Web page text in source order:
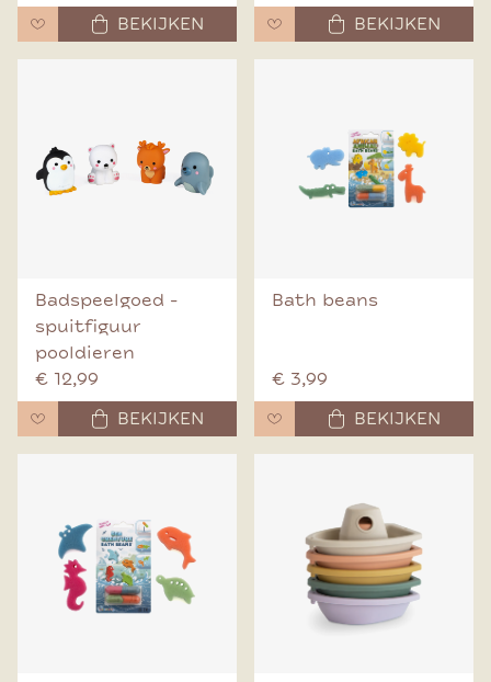
BEKIJKEN
BEKIJKEN
Badspeelgoed -
spuitfiguur
pooldieren
€ 12,99
BEKIJKEN
Bath beans
€ 3,99
BEKIJKEN